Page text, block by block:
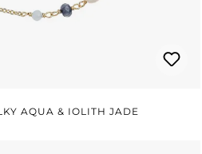
AQUA & IOLITH JADE